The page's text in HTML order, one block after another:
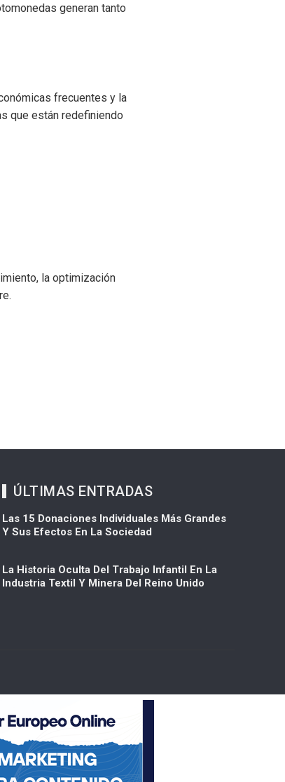
generan tanto
frecuentes y la
que están redefiniendo
la optimización
ÚLTIMAS ENTRADAS
Las 15 Donaciones Individuales Más Grandes
Y Sus Efectos En La Sociedad
La Historia Oculta Del Trabajo Infantil En La
Industria Textil Y Minera Del Reino Unido